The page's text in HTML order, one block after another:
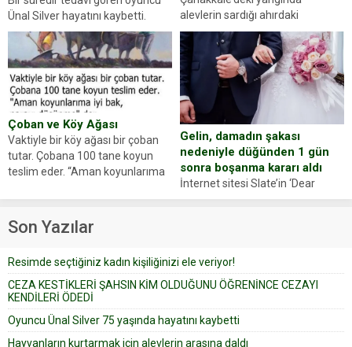
Ünal Silver hayatını kaybetti.
Haberi, oyuncunun menajerlik
ajansı duyurdu. Renda Güner,
sosyal medya hesabında “Usta
Oyuncumuz ve çok değerli
dostumuz...
alevlerin sardığı ahırdaki
hayvanlarını kurtarmak isteyen
Zeki Demir (66) ölümden döndü.
Yüzünde ve ellerinde yanıklar
oluşan Demir, kâbus dolu anları
anlattı… Merkeze bağlı...
Çoban ve Köy Ağası
Vaktiyle bir köy ağası bir çoban
tutar. Çobana 100 tane koyun
teslim eder. “Aman koyunlarıma
Çoban koyunları alır gider. Aylar...
Gelin, damadın şakası
nedeniyle düğünden 1 gün
sonra boşanma kararı aldı
İnternet sitesi Slate’in ‘Dear
Prudence’ isimli tavsiye köşesine
yapıştırdığı için düğünden...
Son Yazılar
Resimde seçtiğiniz kadın kişiliğinizi ele veriyor!
CEZA KESTİKLERİ ŞAHSIN KİM OLDUĞUNU ÖĞRENİNCE CEZAYI
KENDİLERİ ÖDEDİ
Oyuncu Ünal Silver 75 yaşında hayatını kaybetti
Hayvanların kurtarmak için alevlerin arasına daldı